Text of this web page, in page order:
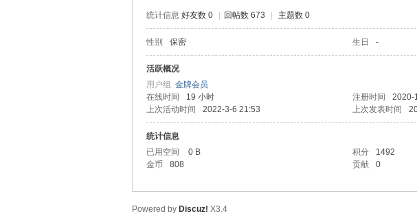
统计信息 好友数 0 回帖数 673 主题数 0
性别 保密 生日 -
活跃概况
用户组 金牌会员
在线时间
19 小时 注册时间 2020-
上次活动时间
2022-3-6 21:53 上次发表时间
统计信息
已用空间
0 B 积分 1492
金币
808 贡献 0
Powered by Discuz! X3.4